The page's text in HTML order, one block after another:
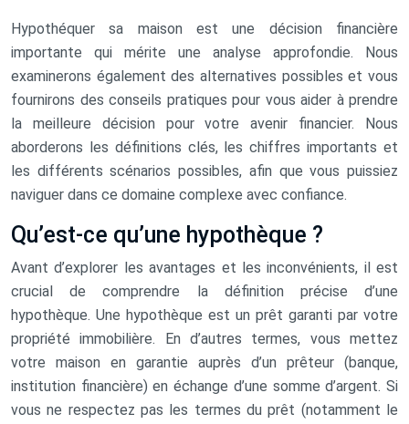
Hypothéquer sa maison est une décision financière
importante qui mérite une analyse approfondie. Nous
examinerons également des alternatives possibles et vous
fournirons des conseils pratiques pour vous aider à prendre
la meilleure décision pour votre avenir financier. Nous
aborderons les définitions clés, les chiffres importants et
les différents scénarios possibles, afin que vous puissiez
naviguer dans ce domaine complexe avec confiance.
Qu’est-ce qu’une hypothèque ?
Avant d’explorer les avantages et les inconvénients, il est
crucial de comprendre la définition précise d’une
hypothèque. Une hypothèque est un prêt garanti par votre
propriété immobilière. En d’autres termes, vous mettez
votre maison en garantie auprès d’un prêteur (banque,
institution financière) en échange d’une somme d’argent. Si
vous ne respectez pas les termes du prêt (notamment le